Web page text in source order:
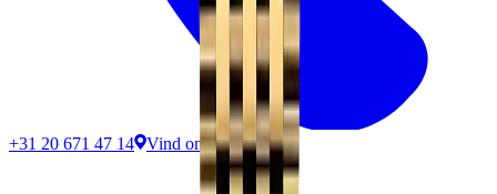
+31 20 671 47 14 Vind ons